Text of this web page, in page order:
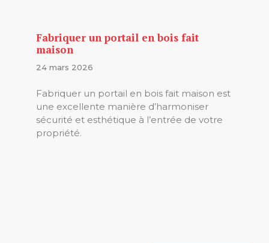
Fabriquer un portail en bois fait
maison
24 mars 2026
Fabriquer un portail en bois fait maison est
une excellente manière d’harmoniser
sécurité et esthétique à l’entrée de votre
propriété.